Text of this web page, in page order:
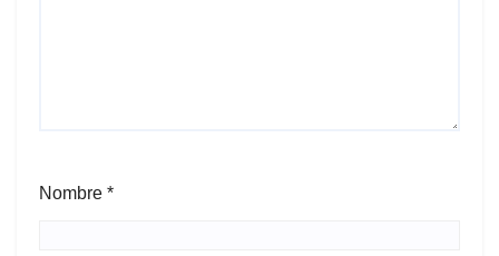
Nombre *